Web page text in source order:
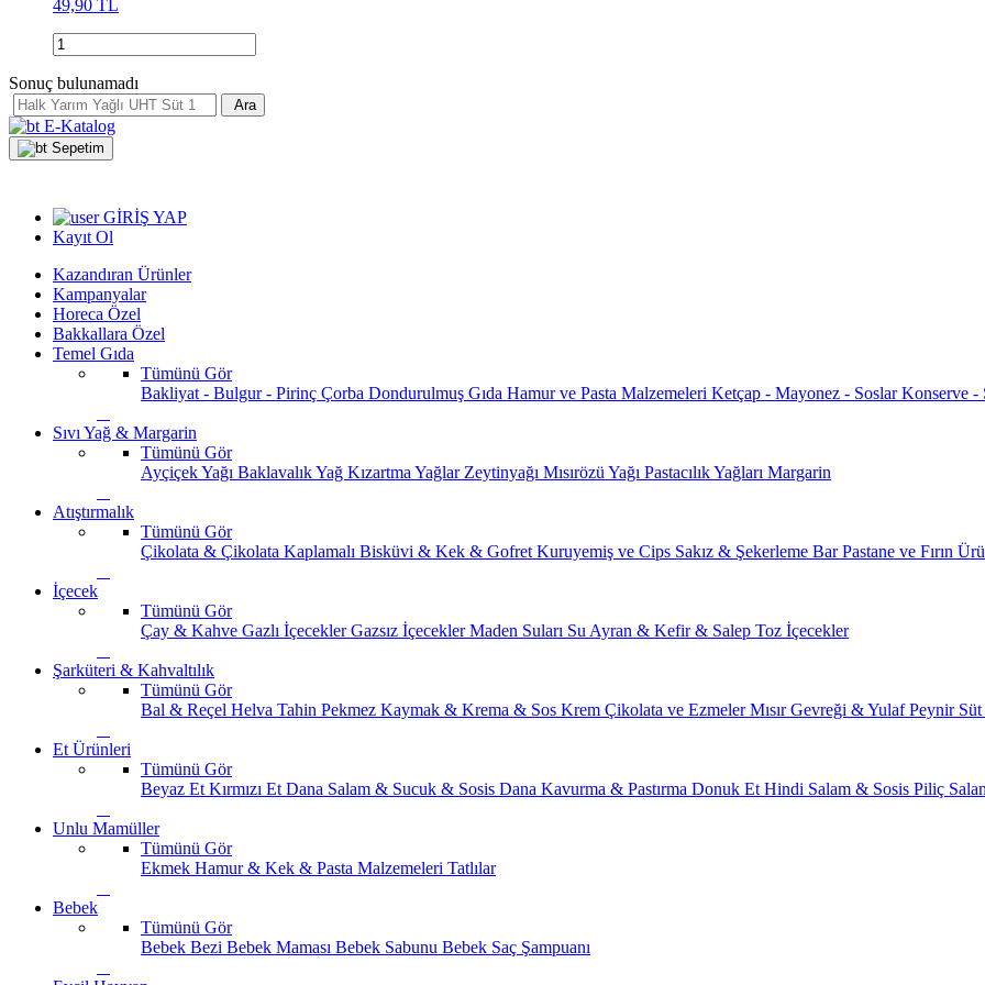
49,90 TL
Sonuç bulunamadı
Ara
E-Katalog
Sepetim
GİRİŞ YAP
Kayıt Ol
Kazandıran Ürünler
Kampanyalar
Horeca Özel
Bakkallara Özel
Temel Gıda
Tümünü Gör
Bakliyat - Bulgur - Pirinç Çorba Dondurulmuş Gıda Hamur ve Pasta Malzemeleri Ketçap - Mayonez - SoslarKonserve -
Sıvı Yağ & Margarin
Tümünü Gör
Ayçiçek Yağı Baklavalık Yağ Kızartma Yağlar Zeytinyağı Mısırözü Yağı Pastacılık Yağları Margarin
Atıştırmalık
Tümünü Gör
Çikolata & Çikolata Kaplamalı Bisküvi & Kek & Gofret Kuruyemiş ve Cips Sakız & Şekerleme BarPastane ve Fırın
İçecek
Tümünü Gör
Çay & Kahve Gazlı İçeceklerGazsız İçeceklerMaden Suları Su Ayran & Kefir & Salep Toz İçecekler
Şarküteri & Kahvaltılık
Tümünü Gör
Bal & Reçel Helva Tahin Pekmez Kaymak & Krema & Sos Krem Çikolata ve EzmelerMısır Gevreği & YulafPeynir
Et Ürünleri
Tümünü Gör
Beyaz Et Kırmızı Et Dana Salam & Sucuk & Sosis Dana Kavurma & Pastırma Donuk Et Hindi Salam & Sosis Piliç
Unlu Mamüller
Tümünü Gör
Ekmek Hamur & Kek & Pasta Malzemeleri Tatlılar
Bebek
Tümünü Gör
Bebek Bezi Bebek Maması Bebek Sabunu Bebek Saç Şampuanı